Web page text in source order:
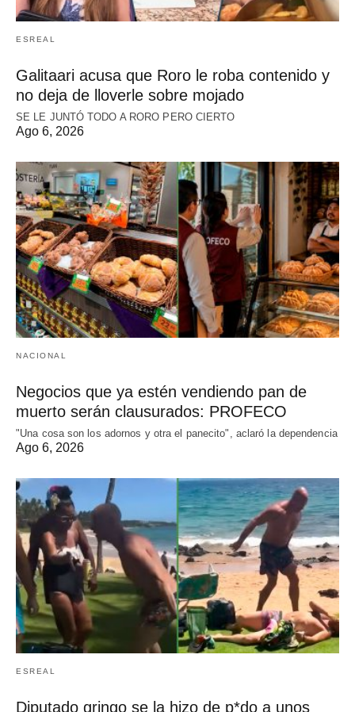
ESREAL
Galitaari acusa que Roro le roba contenido y
no deja de lloverle sobre mojado
SE LE JUNTÓ TODO A RORO PERO CIERTO
Ago 6, 2026
NACIONAL
Negocios que ya estén vendiendo pan de
muerto serán clausurados: PROFECO
"Una cosa son los adornos y otra el panecito", aclaró la dependencia
Ago 6, 2026
ESREAL
Diputado gringo se la hizo de p*do a unos